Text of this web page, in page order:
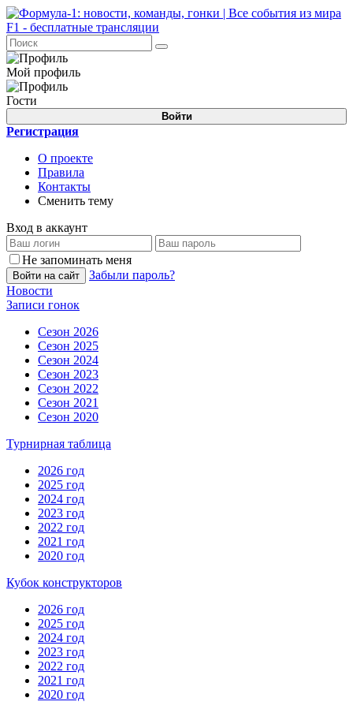
Мой профиль
Гости
Войти
Регистрация
О проекте
Правила
Контакты
Сменить тему
Вход в аккаунт
Не запоминать меня
Войти на сайт
Забыли пароль?
Новости
Записи гонок
Сезон 2026
Сезон 2025
Сезон 2024
Сезон 2023
Сезон 2022
Сезон 2021
Сезон 2020
Турнирная таблица
2026 год
2025 год
2024 год
2023 год
2022 год
2021 год
2020 год
Кубок конструкторов
2026 год
2025 год
2024 год
2023 год
2022 год
2021 год
2020 год